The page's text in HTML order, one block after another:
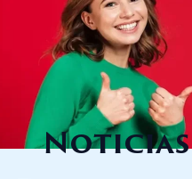
Noticias